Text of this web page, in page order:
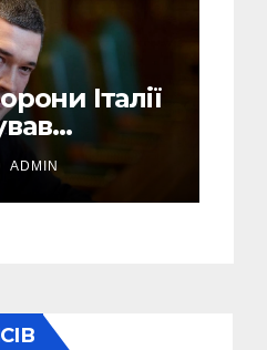
Італії
його
ADMIN